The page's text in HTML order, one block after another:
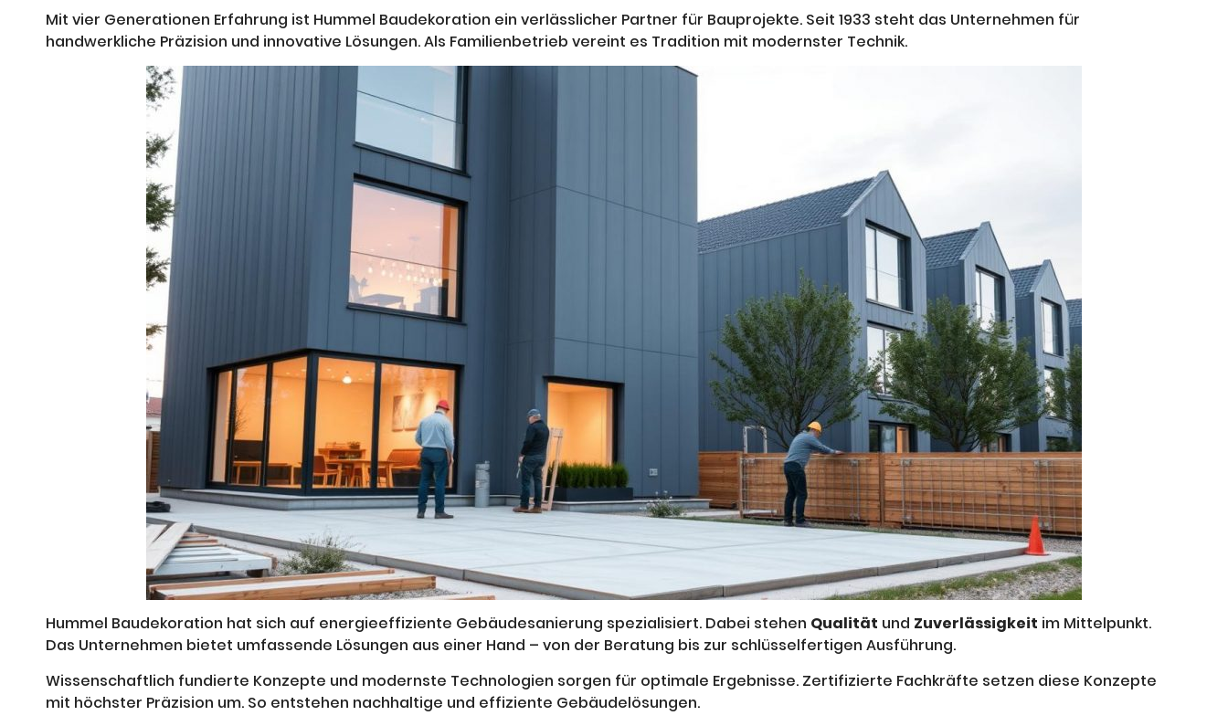
Mit vier Generationen Erfahrung ist Hummel Baudekoration ein verlässlicher Partner für Bauprojekte. Seit 1933 steht das Unternehmen für
handwerkliche Präzision und innovative Lösungen. Als Familienbetrieb vereint es Tradition mit modernster Technik.
Hummel Baudekoration hat sich auf energieeffiziente Gebäudesanierung spezialisiert. Dabei stehen Qualität und Zuverlässigkeit im Mittelpunkt.
Das Unternehmen bietet umfassende Lösungen aus einer Hand – von der Beratung bis zur schlüsselfertigen Ausführung.
Wissenschaftlich fundierte Konzepte und modernste Technologien sorgen für optimale Ergebnisse. Zertifizierte Fachkräfte setzen diese Konzepte
mit höchster Präzision um. So entstehen nachhaltige und effiziente Gebäudelösungen.